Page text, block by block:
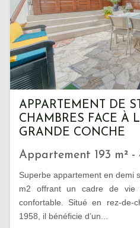
APPARTEMENT DE
CHAMBRES FACE À
GRANDE CONCHE
Appartement 193 m² -
Superbe appartement en demi
m2 offrant un cadre de
confortable. Situé en rez-de-
1958, il bénéficie d’un...